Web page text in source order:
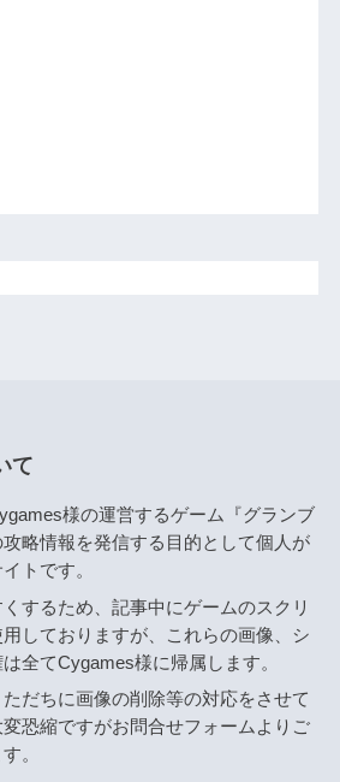
て
様の運営するゲーム『グランブ
略情報を発信する目的として個人が
トです。
するため、記事中にゲームのスクリ
しておりますが、これらの画像、シ
全てCygames様に帰属します。
だちに画像の削除等の対応をさせて
恐縮ですがお問合せフォームよりご
。